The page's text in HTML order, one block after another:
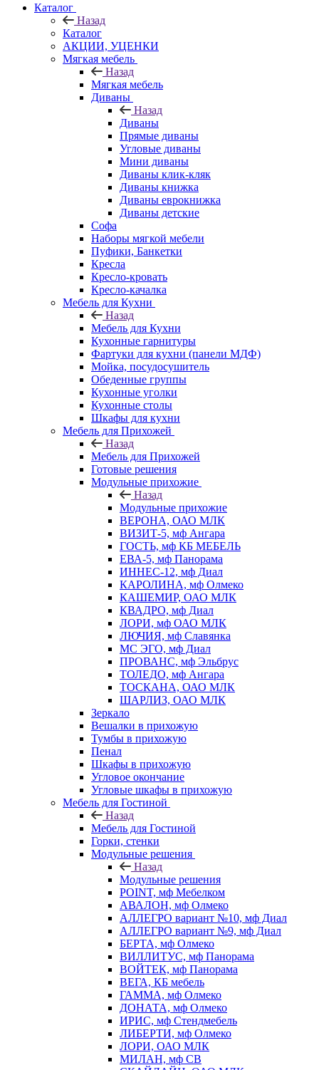
Каталог
Назад
Каталог
АКЦИИ, УЦЕНКИ
Мягкая мебель
Назад
Мягкая мебель
Диваны
Назад
Диваны
Прямые диваны
Угловые диваны
Мини диваны
Диваны клик-кляк
Диваны книжка
Диваны еврокнижка
Диваны детские
Софа
Наборы мягкой мебели
Пуфики, Банкетки
Кресла
Кресло-кровать
Кресло-качалка
Мебель для Кухни
Назад
Мебель для Кухни
Кухонные гарнитуры
Фартуки для кухни (панели МДФ)
Мойка, посудосушитель
Обеденные группы
Кухонные уголки
Кухонные столы
Шкафы для кухни
Мебель для Прихожей
Назад
Мебель для Прихожей
Готовые решения
Модульные прихожие
Назад
Модульные прихожие
ВЕРОНА, ОАО МЛК
ВИЗИТ-5, мф Ангара
ГОСТЬ, мф КБ МЕБЕЛЬ
ЕВА-5, мф Панорама
ИННЕС-12, мф Диал
КАРОЛИНА, мф Олмеко
КАШЕМИР, ОАО МЛК
КВАДРО, мф Диал
ЛОРИ, мф ОАО МЛК
ЛЮЧИЯ, мф Славянка
МС ЭГО, мф Диал
ПРОВАНС, мф Эльбрус
ТОЛЕДО, мф Ангара
ТОСКАНА, ОАО МЛК
ШАРЛИЗ, ОАО МЛК
Зеркало
Вешалки в прихожую
Тумбы в прихожую
Пенал
Шкафы в прихожую
Угловое окончание
Угловые шкафы в прихожую
Мебель для Гостиной
Назад
Мебель для Гостиной
Горки, стенки
Модульные решения
Назад
Модульные решения
POINT, мф Мебелком
АВАЛОН, мф Олмеко
АЛЛЕГРО вариант №10, мф Диал
АЛЛЕГРО вариант №9, мф Диал
БЕРТА, мф Олмеко
ВИЛЛИТУС, мф Панорама
ВОЙТЕК, мф Панорама
ВЕГА, КБ мебель
ГАММА, мф Олмеко
ДОНАТА, мф Олмеко
ИРИС, мф Стендмебель
ЛИБЕРТИ, мф Олмеко
ЛОРИ, ОАО МЛК
МИЛАН, мф СВ